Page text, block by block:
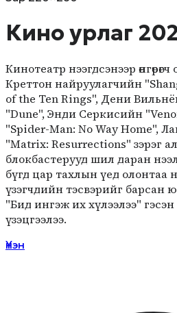
Кино урлаг
Кинотеатр нээгдсэнээр
Креттон найруулагчийн
of the Ten Rings", Дени
"Dune", Энди Серкисийн
"Spider-Man: No Way Home",
"Matrix: Resurrections" зэрэг
блокбастерууд шил даран
бүгд цар тахлын үед олонтаа
үзэгчдийн тэсвэрийг барсан
"Бид ингэж их хүлээлээ"
үзэцгээлээ.
Үнэн